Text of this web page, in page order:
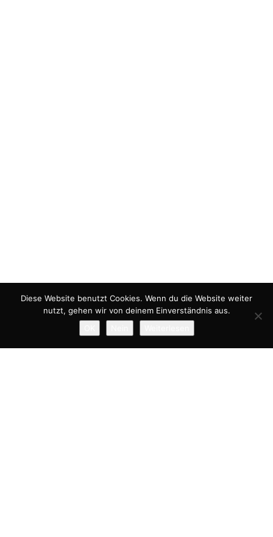
Diese Website benutzt Cookies. Wenn du die Website weiter
nutzt, gehen wir von deinem Einverständnis aus.